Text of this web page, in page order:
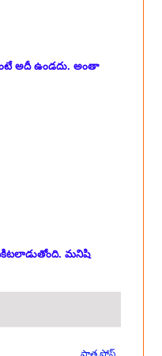
అదీ ఉండదు. అంతా
మనిషి
పాత పోస్ట్